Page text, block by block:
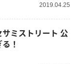
2019.04.25
ミストリート 公
！